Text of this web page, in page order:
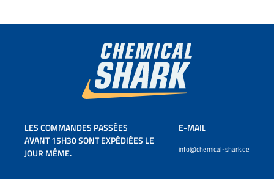
LES COMMANDES PASSÉES
AVANT 15H30 SONT EXPÉDIÉES LE
JOUR MÊME.
E-MAIL
info@chemical-shark.de